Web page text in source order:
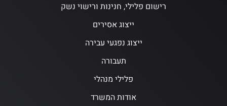
רישום פלילי, חנינות ורישוי נשק
ייצוג אסירים
ייצוג נפגעי עבירה
תעבורה
פלילי מנהלי
אודות המשרד